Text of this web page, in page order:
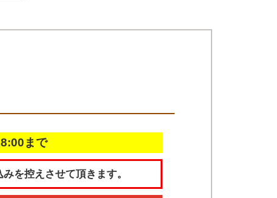
まで
を控えさせて頂きます。